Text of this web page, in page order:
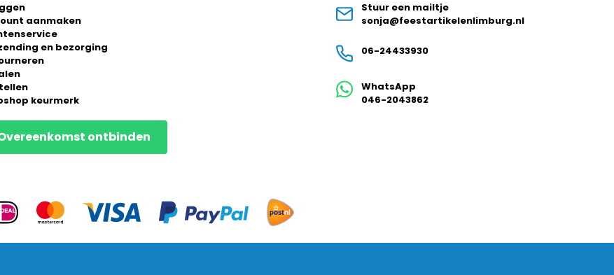
aanmaken
en bezorging
keurmerk
ontbinden
Stuur een mailtje
sonja@feestartikelenlimburg.nl
06-24433930
WhatsApp
046-2043862